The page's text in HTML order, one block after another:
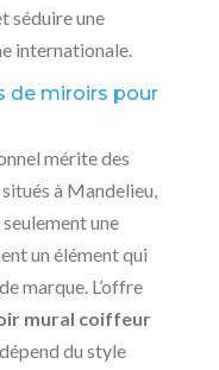
séduire une
internationale.
de miroirs pour
mérite des
à Mandelieu,
une
un élément qui
marque. L’offre
mural coiffeur
du style